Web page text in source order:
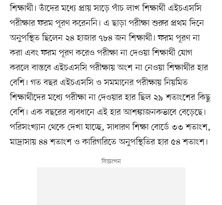
শিক্ষার্থী। তাঁদের মধ্যে প্রায় সাড়ে পাঁচ লাখ শিক্ষার্থী এইচএসসি
পরীক্ষার ফরম পূরণ করেননি। এ ছাড়া পরীক্ষা শুরুর প্রথম দিনে
অনুপস্থিত ছিলেন ২৪ হাজার ৭৮৪ জন শিক্ষার্থী। ফরম পূরণ না
করা এবং ফরম পূরণ করেও পরীক্ষা না দেওয়া শিক্ষার্থী যোগ
করলে বাস্তবে এইচএসসি পরীক্ষায় অংশ না নেওয়া শিক্ষার্থীর হার
বেশি। গত বছর এইচএসসি ও সমমানের পরীক্ষায় নিয়মিত
শিক্ষার্থীদের মধ্যে পরীক্ষা না দেওয়ার হার ছিল ২৯ শতাংশের কিছু
বেশি। এক বছরের ব্যবধানে এই হার আশঙ্কাজনকভাবে বেড়েছে।
পরিসংখ্যান থেকে দেখা যাচ্ছে, সাধারণ শিক্ষা বোর্ডে ৩৩ শতাংশ,
মাদ্রাসায় ৪৪ শতাংশ ও কারিগরিতে অনুপস্থিতির হার ৫৪ শতাংশ।